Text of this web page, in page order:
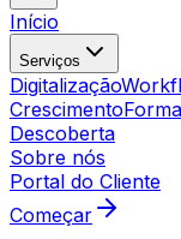
Início
Serviços
Digitalização
Crescimento
Descoberta
Sobre nós
Portal do Cliente
Começar